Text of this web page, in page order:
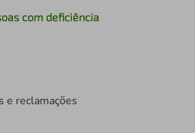
com deficiência
e reclamações